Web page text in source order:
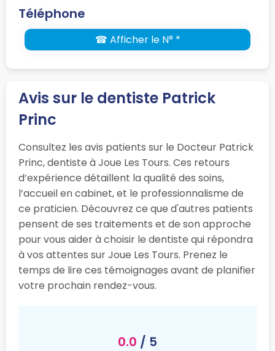
Téléphone
☎ Afficher le N° *
Avis sur le dentiste Patrick
Princ
Consultez les avis patients sur le Docteur Patrick
Princ, dentiste à Joue Les Tours. Ces retours
d’expérience détaillent la qualité des soins,
l’accueil en cabinet, et le professionnalisme de
ce praticien. Découvrez ce que d'autres patients
pensent de ses traitements et de son approche
pour vous aider à choisir le dentiste qui répondra
à vos attentes sur Joue Les Tours. Prenez le
temps de lire ces témoignages avant de planifier
votre prochain rendez-vous.
0.0 / 5